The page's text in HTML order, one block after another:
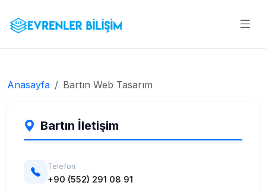
Anasayfa Bartın Web Tasarım
Bartın İletişim
Telefon
+90 (552) 291 08 91